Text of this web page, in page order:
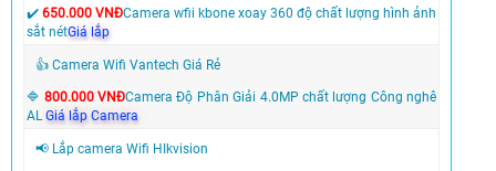
✔️ 650.000 VNĐCamera wfii kbone xoay 360 độ chất lượng hình ảnh
sắt nétGiá lắp
👍 Camera Wifi Vantech Giá Rẻ
🔷 800.000 VNĐCamera Độ Phân Giải 4.0MP chất lượng Công nghê
AL Giá lắp Camera
📢 Lắp camera Wifi HIkvision